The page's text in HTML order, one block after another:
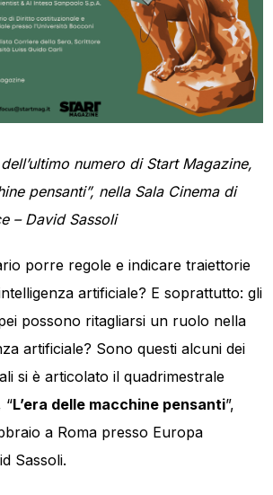
numero di Start Magazine,
pensanti”, nella Sala Cinema di
– David Sassoli
porre regole e indicare traiettorie
artificiale? E soprattutto: gli
possono ritagliarsi un ruolo nella
artificiale? Sono questi alcuni dei
si è articolato il quadrimestrale
“L’era delle macchine pensanti”,
a Roma presso Europa
Sassoli.